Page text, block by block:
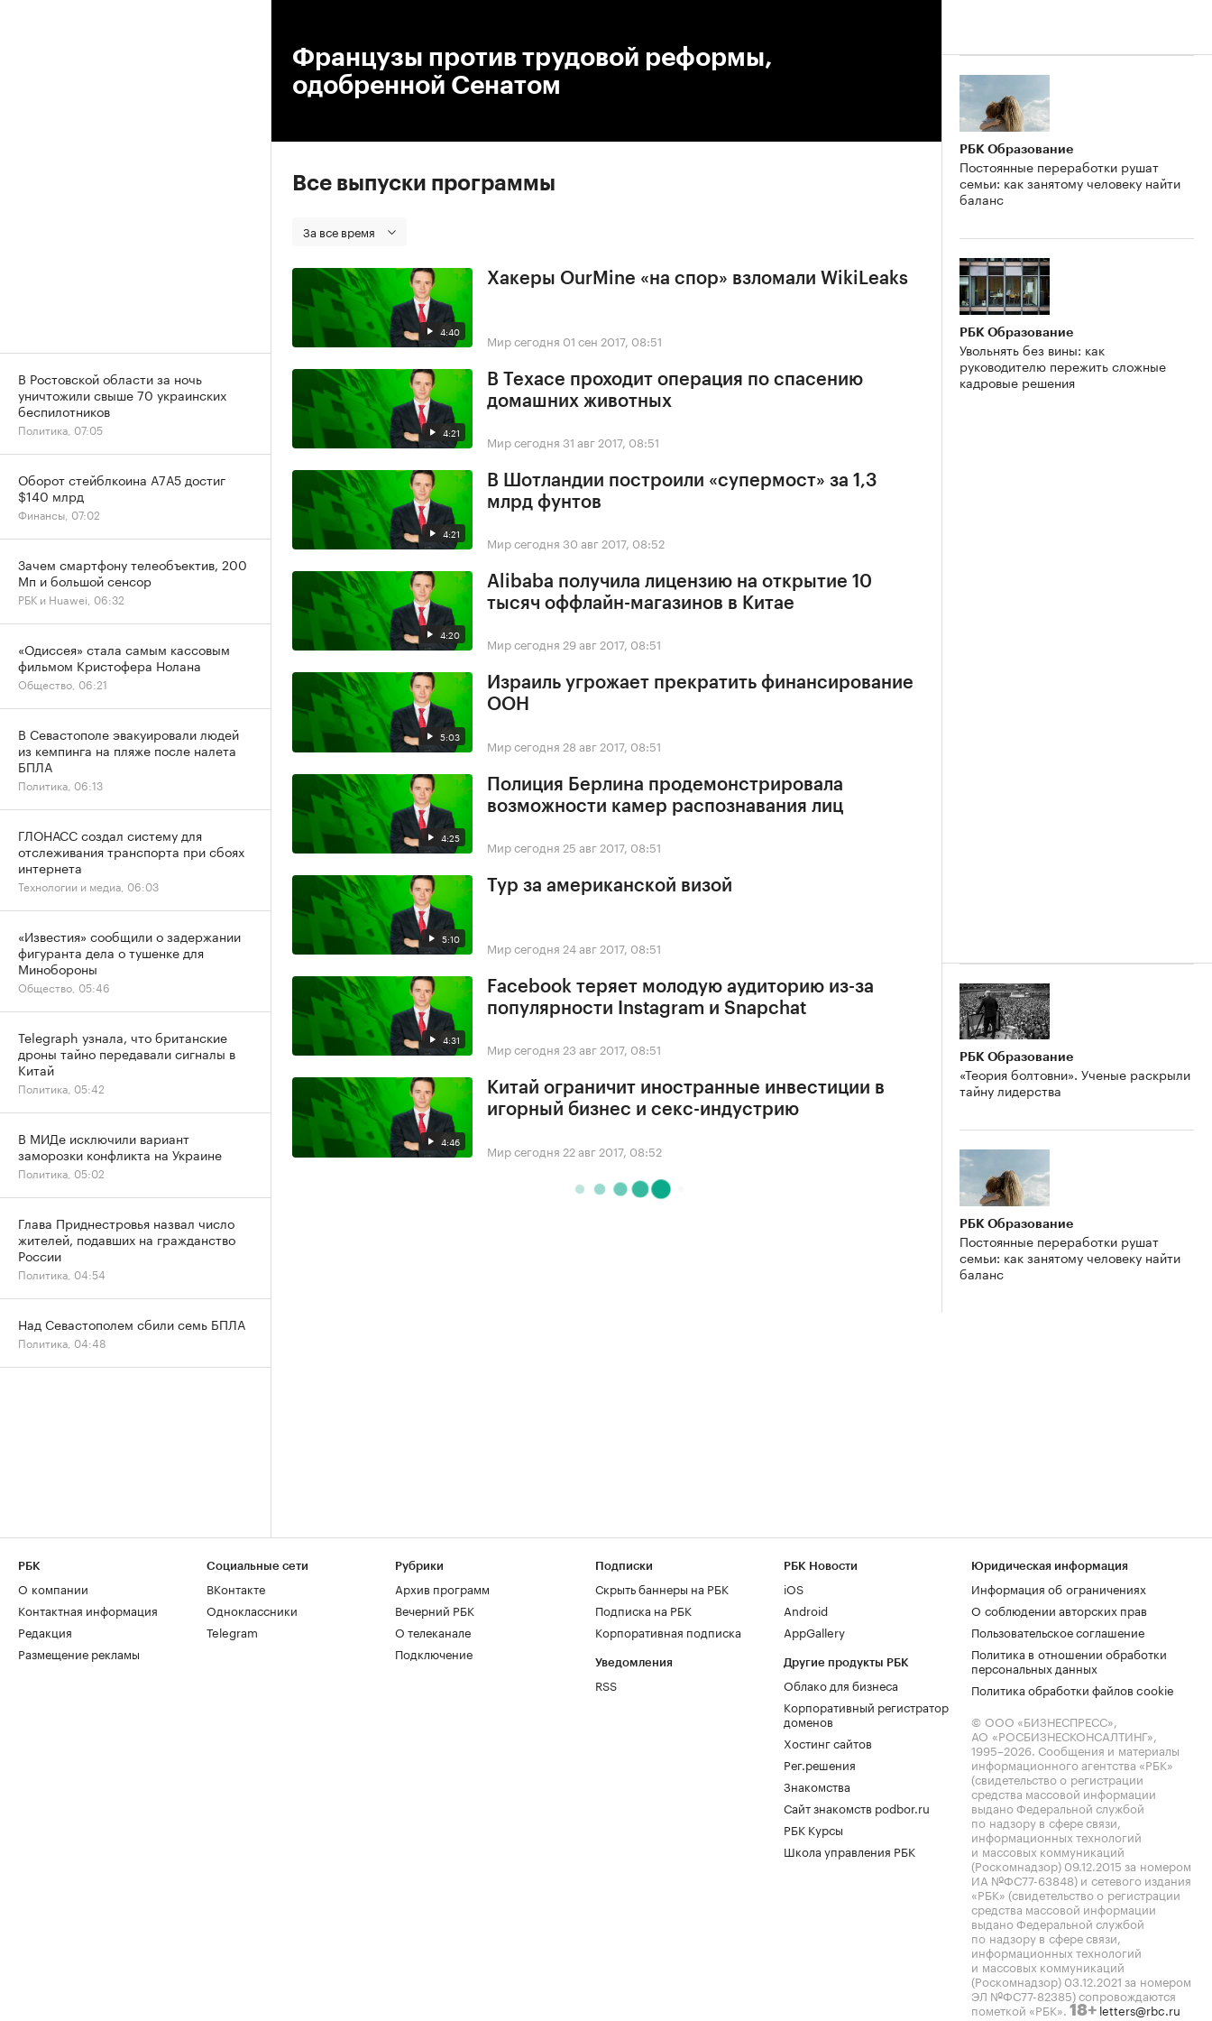
Французы против трудовой реформы,
одобренной Сенатом
Все выпуски программы
За все время
4:40
Хакеры OurMine «на спор» взломали WikiLeaks
Мир сегодня 01 сен 2017, 08:51
4:21
В Техасе проходит операция по спасению
домашних животных
Мир сегодня 31 авг 2017, 08:51
4:21
В Шотландии построили «супермост» за 1,3
млрд фунтов
Мир сегодня 30 авг 2017, 08:52
4:20
Alibaba получила лицензию на открытие 10
тысяч оффлайн-магазинов в Китае
Мир сегодня 29 авг 2017, 08:51
5:03
Израиль угрожает прекратить финансирование
ООН
Мир сегодня 28 авг 2017, 08:51
4:25
Полиция Берлина продемонстрировала
возможности камер распознавания лиц
Мир сегодня 25 авг 2017, 08:51
5:10
Тур за американской визой
Мир сегодня 24 авг 2017, 08:51
4:31
Facebook теряет молодую аудиторию из-за
популярности Instagram и Snapchat
Мир сегодня 23 авг 2017, 08:51
4:46
Китай ограничит иностранные инвестиции в
игорный бизнес и секс-индустрию
Мир сегодня 22 авг 2017, 08:52
РБК Образование
Постоянные переработки рушат
семьи: как занятому человеку найти
баланс
РБК Образование
Увольнять без вины: как
руководителю пережить сложные
кадровые решения
РБК Образование
«Теория болтовни». Ученые раскрыли
тайну лидерства
РБК Образование
Постоянные переработки рушат
семьи: как занятому человеку найти
баланс
В Ростовской области за ночь
уничтожили свыше 70 украинских
беспилотников
Политика, 07:05
Оборот стейблкоина А7А5 достиг
$140 млрд
Финансы, 07:02
Зачем смартфону телеобъектив, 200
Мп и большой сенсор
РБК и Huawei, 06:32
«Одиссея» стала самым кассовым
фильмом Кристофера Нолана
Общество, 06:21
В Севастополе эвакуировали людей
из кемпинга на пляже после налета
БПЛА
Политика, 06:13
ГЛОНАСС создал систему для
отслеживания транспорта при сбоях
интернета
Технологии и медиа, 06:03
«Известия» сообщили о задержании
фигуранта дела о тушенке для
Минобороны
Общество, 05:46
Telegraph узнала, что британские
дроны тайно передавали сигналы в
Китай
Политика, 05:42
В МИДе исключили вариант
заморозки конфликта на Украине
Политика, 05:02
Глава Приднестровья назвал число
жителей, подавших на гражданство
России
Политика, 04:54
Над Севастополем сбили семь БПЛА
Политика, 04:48
РБК
О компании
Контактная информация
Редакция
Размещение рекламы
Социальные сети
ВКонтакте
Одноклассники
Telegram
Рубрики
Архив программ
Вечерний РБК
О телеканале
Подключение
Подписки
Скрыть баннеры на РБК
Подписка на РБК
Корпоративная подписка
Уведомления
RSS
РБК Новости
iOS
Android
AppGallery
Другие продукты РБК
Облако для бизнеса
Корпоративный регистратор
доменов
Хостинг сайтов
Рег.решения
Знакомства
Сайт знакомств podbor.ru
РБК Курсы
Школа управления РБК
Юридическая информация
Информация об ограничениях
О соблюдении авторских прав
Пользовательское соглашение
Политика в отношении обработки
персональных данных
Политика обработки файлов cookie
© ООО «БИЗНЕСПРЕСС»,
АО «РОСБИЗНЕСКОНСАЛТИНГ»,
1995–2026. Сообщения и материалы
информационного агентства «РБК»
(свидетельство о регистрации
средства массовой информации
выдано Федеральной службой
по надзору в сфере связи,
информационных технологий
и массовых коммуникаций
(Роскомнадзор) 09.12.2015 за номером
ИА №ФС77-63848) и сетевого издания
«РБК» (свидетельство о регистрации
средства массовой информации
выдано Федеральной службой
по надзору в сфере связи,
информационных технологий
и массовых коммуникаций
(Роскомнадзор) 03.12.2021 за номером
ЭЛ №ФС77-82385) сопровождаются
пометкой «РБК». 18+ letters@rbc.ru